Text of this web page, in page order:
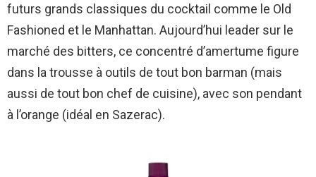
futurs grands classiques du cocktail comme le Old
Fashioned et le Manhattan. Aujourd’hui leader sur le
marché des bitters, ce concentré d’amertume figure
dans la trousse à outils de tout bon barman (mais
aussi de tout bon chef de cuisine), avec son pendant
à l’orange (idéal en Sazerac).